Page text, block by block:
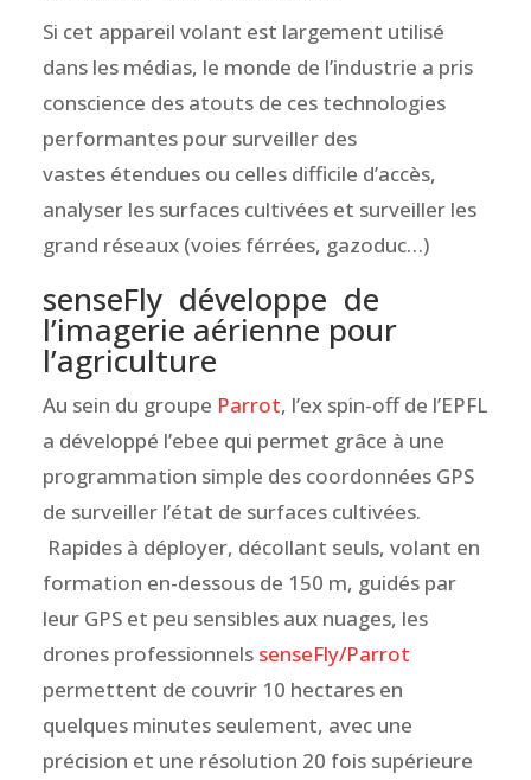
Si cet appareil volant est largement utilisé
dans les médias, le monde de l’industrie a pris
conscience des atouts de ces technologies
performantes pour surveiller des
vastes étendues ou celles difficile d’accès,
analyser les surfaces cultivées et surveiller les
grand réseaux (voies férrées, gazoduc…)
senseFly développe de
l’imagerie aérienne pour
l’agriculture
Au sein du groupe Parrot, l’ex spin-off de l’EPFL
a développé l’ebee qui permet grâce à une
programmation simple des coordonnées GPS
de surveiller l’état de surfaces cultivées.
Rapides à déployer, décollant seuls, volant en
formation en-dessous de 150 m, guidés par
leur GPS et peu sensibles aux nuages, les
drones professionnels senseFly/Parrot
permettent de couvrir 10 hectares en
quelques minutes seulement, avec une
précision et une résolution 20 fois supérieure